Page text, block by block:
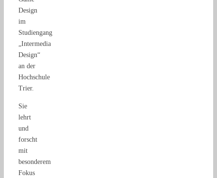
Design
im
Studiengang
„Intermedia
Design“
an der
Hochschule
Trier.
Sie
lehrt
und
forscht
mit
besonderem
Fokus